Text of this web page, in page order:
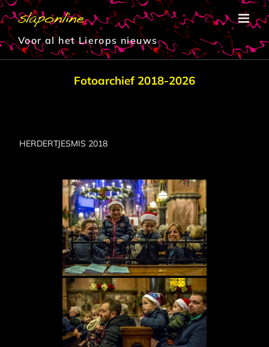
Ga
naar
inhoud
Voor al het Lierops nieuws
Fotoarchief 2018-2026
HERDERTJESMIS 2018